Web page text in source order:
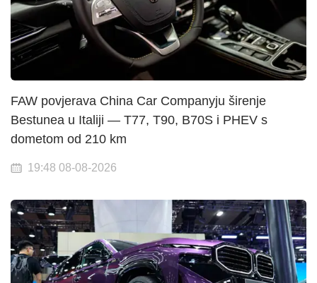
FAW povjerava China Car Companyju širenje
Bestunea u Italiji — T77, T90, B70S i PHEV s
dometom od 210 km
19:48 08-08-2026